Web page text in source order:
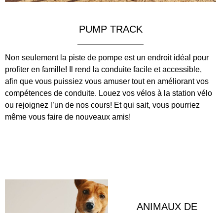
PUMP TRACK
Non seulement la piste de pompe est un endroit idéal pour
profiter en famille! Il rend la conduite facile et accessible,
afin que vous puissiez vous amuser tout en améliorant vos
compétences de conduite. Louez vos vélos à la station vélo
ou rejoignez l’un de nos cours! Et qui sait, vous pourriez
même vous faire de nouveaux amis!
ANIMAUX DE